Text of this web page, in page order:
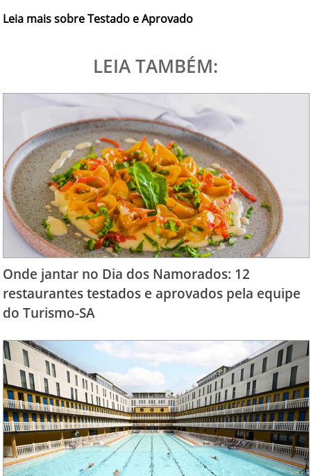
Leia mais sobre Testado e Aprovado
LEIA TAMBÉM:
Onde jantar no Dia dos Namorados: 12
restaurantes testados e aprovados pela equipe
do Turismo-SA